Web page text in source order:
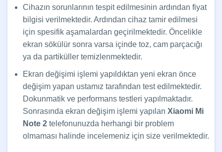
Cihazın sorunlarının tespit edilmesinin ardından fiyat
bilgisi verilmektedir. Ardından cihaz tamir edilmesi
için spesifik aşamalardan geçirilmektedir. Öncelikle
ekran sökülür sonra varsa içinde toz, cam parçacığı
ya da partiküller temizlenmektedir.
Ekran değişimi işlemi yapıldıktan yeni ekran önce
değişim yapan ustamız tarafından test edilmektedir.
Dokunmatik ve performans testleri yapılmaktadır.
Sonrasında ekran değişim işlemi yapılan Xiaomi Mi
Note 2telefonunuzda herhangi bir problem
olmaması halinde incelemeniz için size verilmektedir.